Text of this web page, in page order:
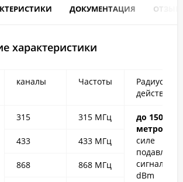
ДОКУМЕНТАЦИЯ
характеристики
каналы Частоты
Радиус
действия
315 315 МГц
до 150
метров
силе
сигнала -
dBm
433 433 МГц
868 868 МГц